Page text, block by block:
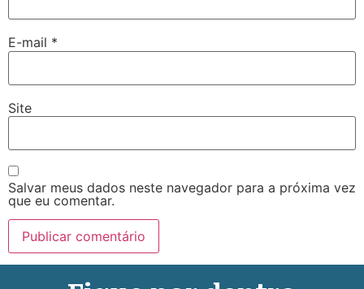
E-mail *
Site
Salvar meus dados neste navegador para a próxima vez
que eu comentar.